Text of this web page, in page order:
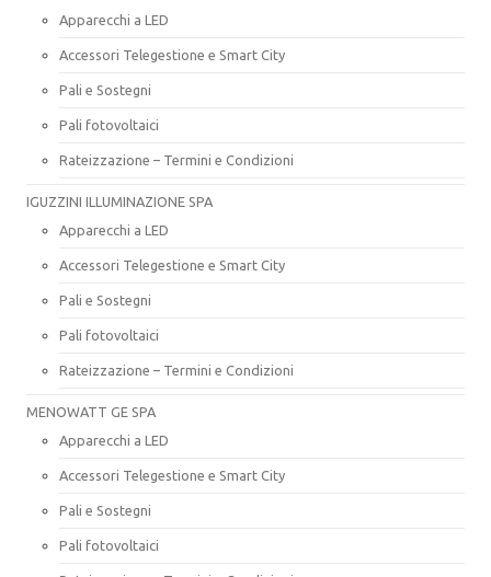
Apparecchi a LED
Accessori Telegestione e Smart City
Pali e Sostegni
Pali fotovoltaici
Rateizzazione – Termini e Condizioni
IGUZZINI ILLUMINAZIONE SPA
Apparecchi a LED
Accessori Telegestione e Smart City
Pali e Sostegni
Pali fotovoltaici
Rateizzazione – Termini e Condizioni
MENOWATT GE SPA
Apparecchi a LED
Accessori Telegestione e Smart City
Pali e Sostegni
Pali fotovoltaici